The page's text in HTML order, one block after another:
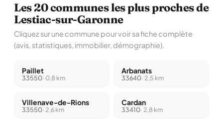
Les 20 communes les plus proches de
Lestiac-sur-Garonne
Cliquez sur une commune pour voir sa fiche complète
(avis, statistiques, immobilier, démographie).
Paillet
33550· 0,8 km
Arbanats
33640· 2,5 km
Villenave-de-Rions
33550· 2,6 km
Cardan
33410· 2,8 km